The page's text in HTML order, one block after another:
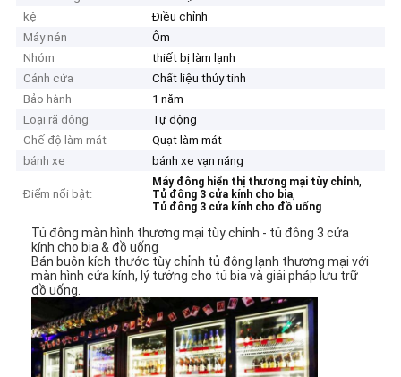
kệ
Điều chỉnh
Máy nén
Ôm
Nhóm
thiết bị làm lạnh
Cánh cửa
Chất liệu thủy tinh
Bảo hành
1 năm
Loại rã đông
Tự động
Chế độ làm mát
Quạt làm mát
bánh xe
bánh xe vạn năng
Điểm nổi bật:
Máy đông hiển thị thương mại tùy chỉnh,
Tủ đông 3 cửa kính cho bia,
Tủ đông 3 cửa kính cho đồ uống
Tủ đông màn hình thương mại tùy chỉnh - tủ đông 3 cửa
kính cho bia & đồ uống
Bán buôn kích thước tùy chỉnh tủ đông lạnh thương mại với
màn hình cửa kính, lý tưởng cho tủ bia và giải pháp lưu trữ
đồ uống.